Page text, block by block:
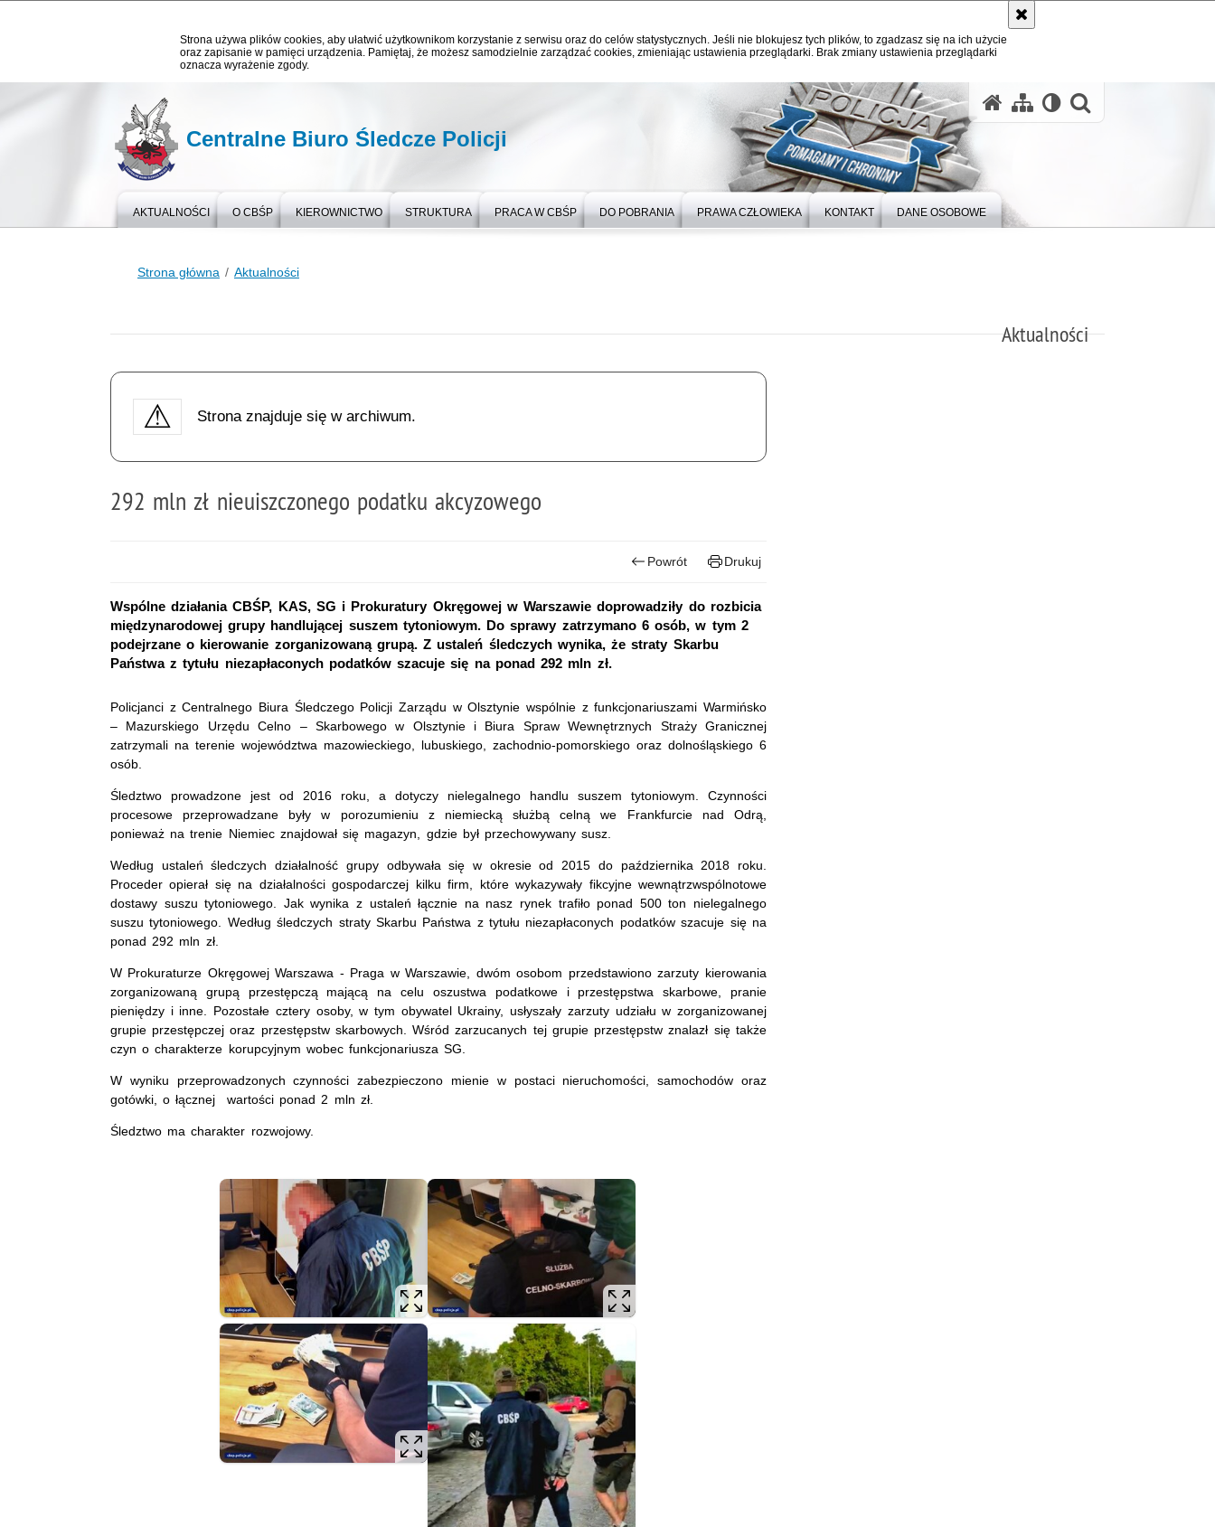
Strona używa plików cookies, aby ułatwić użytkownikom korzystanie z serwisu oraz do celów statystycznych. Jeśli nie blokujesz tych plików, to zgadzasz się na ich użycie
oraz zapisanie w pamięci urządzenia. Pamiętaj, że możesz samodzielnie zarządzać cookies, zmieniając ustawienia przeglądarki. Brak zmiany ustawienia przeglądarki
oznacza wyrażenie zgody.
Centralne Biuro Śledcze Policji
AKTUALNOŚCI O CBŚP KIEROWNICTWO STRUKTURA PRACA W CBŚP DO POBRANIA PRAWA CZŁOWIEKA KONTAKT DANE OSOBOWE
Strona główna Aktualności
Aktualności
Strona znajduje się w archiwum.
292 mln zł nieuiszczonego podatku akcyzowego
Powrót Drukuj
Wspólne działania CBŚP, KAS, SG i Prokuratury Okręgowej w Warszawie doprowadziły do rozbicia
międzynarodowej grupy handlującej suszem tytoniowym. Do sprawy zatrzymano 6 osób, w tym 2
podejrzane o kierowanie zorganizowaną grupą. Z ustaleń śledczych wynika, że straty Skarbu
Państwa z tytułu niezapłaconych podatków szacuje się na ponad 292 mln zł.
Policjanci z Centralnego Biura Śledczego Policji Zarządu w Olsztynie wspólnie z funkcjonariuszami Warmińsko
– Mazurskiego Urzędu Celno – Skarbowego w Olsztynie i Biura Spraw Wewnętrznych Straży Granicznej
zatrzymali na terenie województwa mazowieckiego, lubuskiego, zachodnio-pomorskiego oraz dolnośląskiego 6
osób.
Śledztwo prowadzone jest od 2016 roku, a dotyczy nielegalnego handlu suszem tytoniowym. Czynności
procesowe przeprowadzane były w porozumieniu z niemiecką służbą celną we Frankfurcie nad Odrą,
ponieważ na trenie Niemiec znajdował się magazyn, gdzie był przechowywany susz.
Według ustaleń śledczych działalność grupy odbywała się w okresie od 2015 do października 2018 roku.
Proceder opierał się na działalności gospodarczej kilku firm, które wykazywały fikcyjne wewnątrzwspólnotowe
dostawy suszu tytoniowego. Jak wynika z ustaleń łącznie na nasz rynek trafiło ponad 500 ton nielegalnego
suszu tytoniowego. Według śledczych straty Skarbu Państwa z tytułu niezapłaconych podatków szacuje się na
ponad 292 mln zł.
W Prokuraturze Okręgowej Warszawa - Praga w Warszawie, dwóm osobom przedstawiono zarzuty kierowania
zorganizowaną grupą przestępczą mającą na celu oszustwa podatkowe i przestępstwa skarbowe, pranie
pieniędzy i inne. Pozostałe cztery osoby, w tym obywatel Ukrainy, usłyszały zarzuty udziału w zorganizowanej
grupie przestępczej oraz przestępstw skarbowych. Wśród zarzucanych tej grupie przestępstw znalazł się także
czyn o charakterze korupcyjnym wobec funkcjonariusza SG.
W wyniku przeprowadzonych czynności zabezpieczono mienie w postaci nieruchomości, samochodów oraz
gotówki, o łącznej wartości ponad 2 mln zł.
Śledztwo ma charakter rozwojowy.